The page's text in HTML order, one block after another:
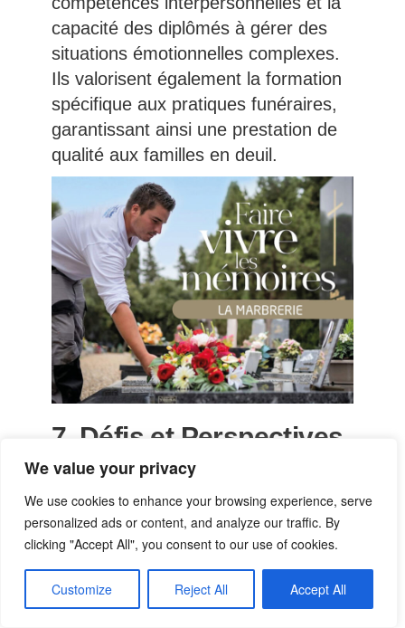
We value your privacy
We use cookies to enhance your browsing experience, serve
personalized ads or content, and analyze our traffic. By
clicking "Accept All", you consent to our use of cookies.
Customize Reject All Accept All
capacité des diplômés à gérer des
situations émotionnelles complexes.
Ils valorisent également la formation
spécifique aux pratiques funéraires,
garantissant ainsi une prestation de
qualité aux familles en deuil.
7. Défis et Perspectives
d’Avenir
7.1 Défis Actuels
Le métier de conseiller funéraire
comporte plusieurs défis, notamment
: